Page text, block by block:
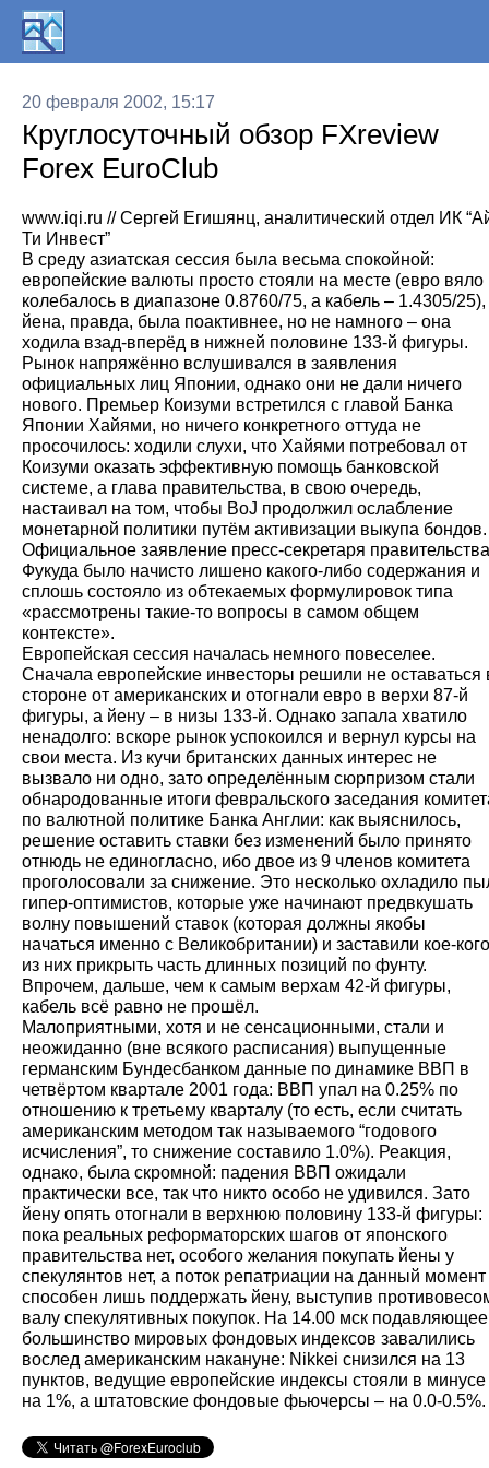
20 февраля 2002, 15:17
Круглосуточный обзор FXreview
Forex EuroClub
www.iqi.ru // Сергей Егишянц, аналитический отдел ИК
Ти Инвест”
В среду азиатская сессия была весьма спокойной:
европейские валюты просто стояли на месте (евро вяло
колебалось в диапазоне 0.8760/75, а кабель – 1.4305/25),
йена, правда, была поактивнее, но не намного – она
ходила взад-вперёд в нижней половине 133-й фигуры.
Рынок напряжённо вслушивался в заявления
официальных лиц Японии, однако они не дали ничего
нового. Премьер Коизуми встретился с главой Банка
Японии Хайями, но ничего конкретного оттуда не
просочилось: ходили слухи, что Хайями потребовал от
Коизуми оказать эффективную помощь банковской
системе, а глава правительства, в свою очередь,
настаивал на том, чтобы BoJ продолжил ослабление
монетарной политики путём активизации выкупа бондов.
Официальное заявление пресс-секретаря правительства
Фукуда было начисто лишено какого-либо содержания и
сплошь состояло из обтекаемых формулировок типа
«рассмотрены такие-то вопросы в самом общем
контексте».
Европейская сессия началась немного повеселее.
Сначала европейские инвесторы решили не оставаться
стороне от американских и отогнали евро в верхи 87-й
фигуры, а йену – в низы 133-й. Однако запала хватило
ненадолго: вскоре рынок успокоился и вернул курсы на
свои места. Из кучи британских данных интерес не
вызвало ни одно, зато определённым сюрпризом стали
обнародованные итоги февральского заседания
по валютной политике Банка Англии: как выяснилось,
решение оставить ставки без изменений было принято
отнюдь не единогласно, ибо двое из 9 членов комитета
проголосовали за снижение. Это несколько охладило
гипер-оптимистов, которые уже начинают предвкушать
волну повышений ставок (которая должны якобы
начаться именно с Великобритании) и заставили кое-кого
из них прикрыть часть длинных позиций по фунту.
Впрочем, дальше, чем к самым верхам 42-й фигуры,
кабель всё равно не прошёл.
Малоприятными, хотя и не сенсационными, стали и
неожиданно (вне всякого расписания) выпущенные
германским Бундесбанком данные по динамике ВВП в
четвёртом квартале 2001 года: ВВП упал на 0.25% по
отношению к третьему кварталу (то есть, если считать
американским методом так называемого “годового
исчисления”, то снижение составило 1.0%). Реакция,
однако, была скромной: падения ВВП ожидали
практически все, так что никто особо не удивился. Зато
йену опять отогнали в верхнюю половину 133-й фигуры:
пока реальных реформаторских шагов от японского
правительства нет, особого желания покупать йены у
спекулянтов нет, а поток репатриации на данный момент
способен лишь поддержать йену, выступив
валу спекулятивных покупок. На 14.00 мск подавляющее
большинство мировых фондовых индексов завалились
вослед американским накануне: Nikkei снизился на 13
пунктов, ведущие европейские индексы стояли в минусе
на 1%, а штатовские фондовые фьючерсы – на 0.0-0.5%.